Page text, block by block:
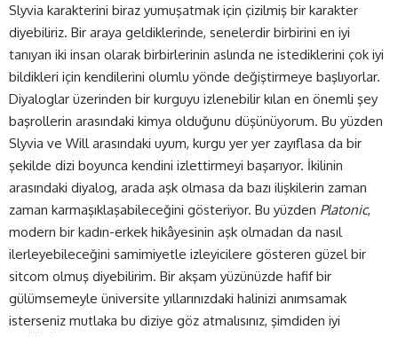
Slyvia karakterini biraz yumuşatmak için çizilmiş bir karakter
diyebiliriz. Bir araya geldiklerinde, senelerdir birbirini en iyi
tanıyan iki insan olarak birbirlerinin aslında ne istediklerini çok iyi
bildikleri için kendilerini olumlu yönde değiştirmeye başlıyorlar.
Diyaloglar üzerinden bir kurguyu izlenebilir kılan en önemli şey
başrollerin arasındaki kimya olduğunu düşünüyorum. Bu yüzden
Slyvia ve Will arasındaki uyum, kurgu yer yer zayıflasa da bir
şekilde dizi boyunca kendini izlettirmeyi başarıyor. İkilinin
arasındaki diyalog, arada aşk olmasa da bazı ilişkilerin zaman
zaman karmaşıklaşabileceğini gösteriyor. Bu yüzden Platonic,
modern bir kadın-erkek hikâyesinin aşk olmadan da nasıl
ilerleyebileceğini samimiyetle izleyicilere gösteren güzel bir
sitcom olmuş diyebilirim. Bir akşam yüzünüzde hafif bir
gülümsemeyle üniversite yıllarınızdaki halinizi anımsamak
isterseniz mutlaka bu diziye göz atmalısınız, şimdiden iyi